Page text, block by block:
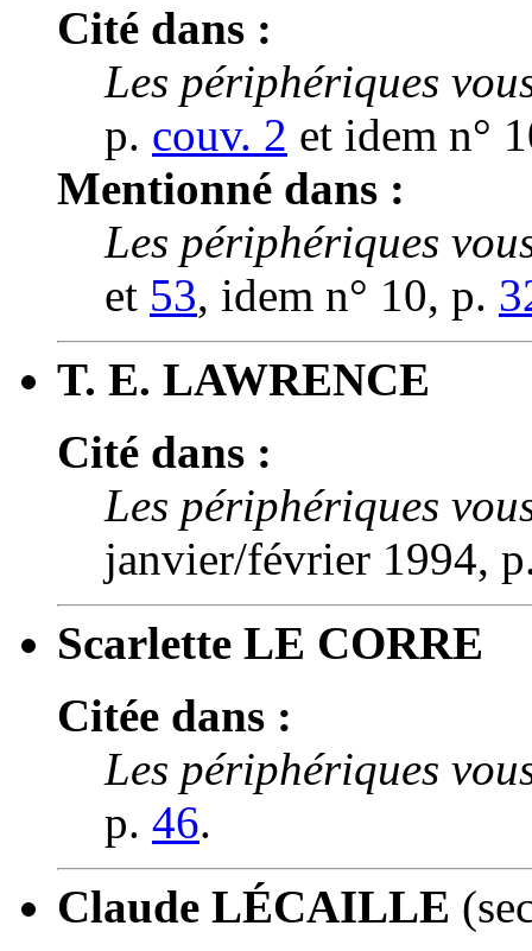
Cité dans :
Les périphériques
p. couv. 2 et idem n°
Mentionné dans :
Les périphériques
et 53, idem n° 10, p.
T. E. LAWRENCE
Cité dans :
Les périphériques
janvier/février 1994,
Scarlette LE CORRE
Citée dans :
Les périphériques
p. 46.
Claude LÉCAILLE